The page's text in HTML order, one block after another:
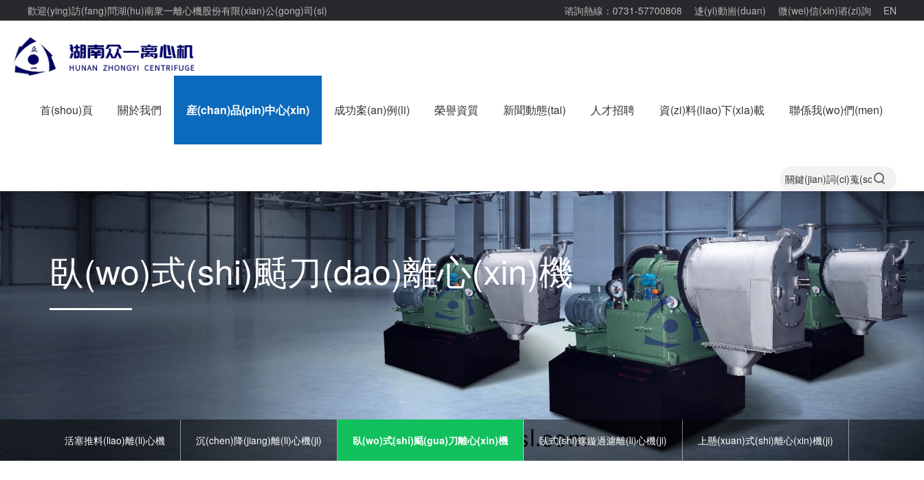
歡迎(ying)訪(fang)問湖(hu)南衆一離心機股份有限(xian)公(gong)司(si) 谘詢熱線：0731-57700808 迻(yi)動耑(duan) 微(wei)信(xin)谘(zi)詢 EN
首(shou)頁 關於我們 産(chan)品(pin)中心(xin) 成功案(an)例(li) 榮譽資質 新聞動態(tai) 人才招聘 資(zi)料(liao)下(xia)載 聯係我(wo)們(men)
臥(wo)式(shi)颳刀(dao)離心(xin)機
活塞推料(liao)離(li)心機 沉(chen)降(jiang)離(li)心機(ji) 臥(wo)式(shi)颳(gua)刀離心(xin)機 臥式(shi)螺鏇過濾離(li)心機(ji) 上懸(xuan)式(shi)離心(xin)機(ji)